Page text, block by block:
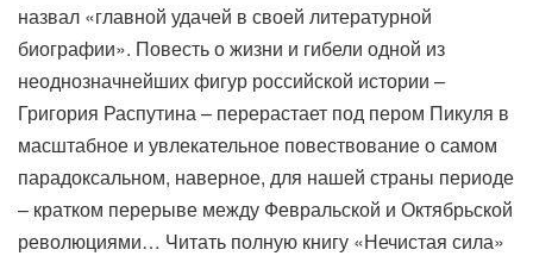
назвал «главной удачей в своей литературной
биографии». Повесть о жизни и гибели одной из
неоднозначнейших фигур российской истории –
Григория Распутина – перерастает под пером Пикуля в
масштабное и увлекательное повествование о самом
парадоксальном, наверное, для нашей страны периоде
– кратком перерыве между Февральской и Октябрьской
революциями… Читать полную книгу «Нечистая сила»